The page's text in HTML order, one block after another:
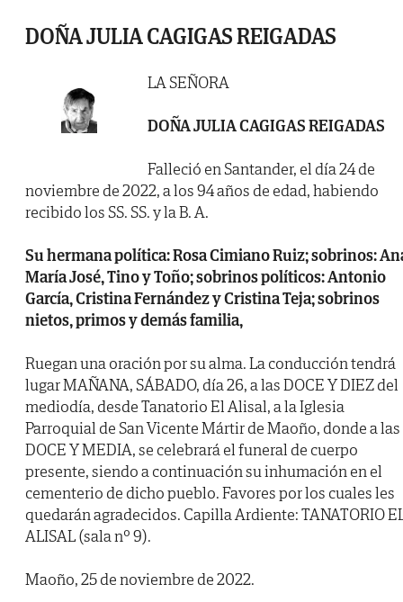
DOÑA JULIA CAGIGAS REIGADAS
LA SEÑORA
DOÑA JULIA CAGIGAS REIGADAS
Falleció en Santander, el día 24 de
noviembre de 2022, a los 94 años de edad, habiendo
recibido los SS. SS. y la B. A.
Su hermana política: Rosa Cimiano Ruiz; sobrinos:
María José, Tino y Toño; sobrinos políticos: Antonio
García, Cristina Fernández y Cristina Teja; sobrinos
nietos, primos y demás familia,
Ruegan una oración por su alma. La conducción tendrá
lugar MAÑANA, SÁBADO, día 26, a las DOCE Y DIEZ del
mediodía, desde Tanatorio El Alisal, a la Iglesia
Parroquial de San Vicente Mártir de Maoño, donde a las
DOCE Y MEDIA, se celebrará el funeral de cuerpo
presente, siendo a continuación su inhumación en el
cementerio de dicho pueblo. Favores por los cuales les
quedarán agradecidos. Capilla Ardiente: TANATORIO
ALISAL (sala nº 9).
Maoño, 25 de noviembre de 2022.